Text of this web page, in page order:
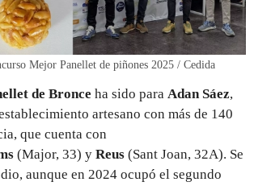
Mejor Panellet de piñones 2025 / Cedida
de Bronce ha sido para Adan Sáez,
artesano con más de 140
que cuenta con
(Major, 33) y Reus (Sant Joan, 32A). Se
aunque en 2024 ocupó el segundo